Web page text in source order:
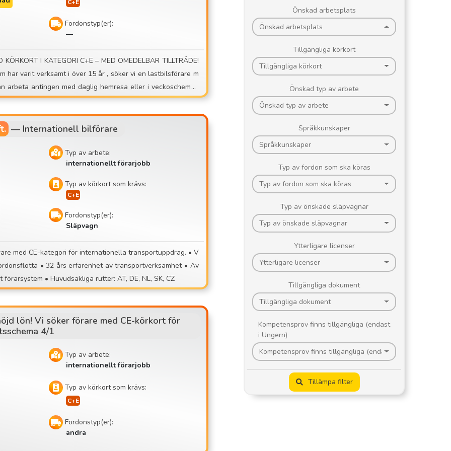
Fordonstyp(er):
—
📞 Ansökan: 📧 contisettrans@gmai
— Internationell bilförare
Typ av arbete:
internationellt förarjobb
Typ av körkort som krävs:
Fordonstyp(er):
Släpvagn
• Av
gång från vår anläggning, fast förarsystem • Huvudsakliga rutter: AT, DE, NL, SK, CZ
lön! Vi söker förare med CE-körkort för
4/1
Typ av arbete:
internationellt förarjobb
Typ av körkort som krävs:
Fordonstyp(er):
andra
Önskad arbetsplats
Önskad arbetsplats
Tillgängliga körkort
Tillgängliga körkort
Önskad typ av arbete
Önskad typ av arbete
Språkkunskaper
Språkkunskaper
Typ av fordon som ska köras
Typ av fordon som ska köras
Typ av önskade släpvagnar
Typ av önskade släpvagnar
Ytterligare licenser
Ytterligare licenser
Tillgängliga dokument
Tillgängliga dokument
Kompetensprov finns tillgängliga (endast
i Ungern)
Kompetensprov finns tillgängliga (endast i Ungern)
Tillämpa filter